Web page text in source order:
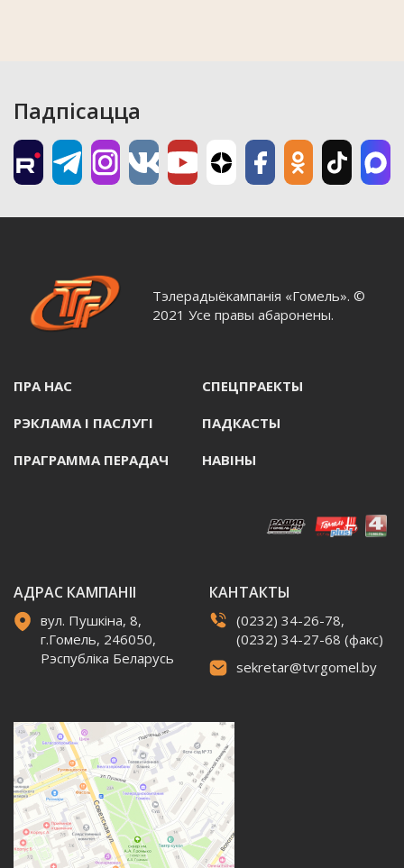
Падпісацца
Тэлерадыёкампанія «Гомель». ©
2021 Усе правы абаронены.
ПРА НАС СПЕЦПРАЕКТЫ
РЭКЛАМА I ПАСЛУГI ПАДКАСТЫ
ПРАГРАММА ПЕРАДАЧ НАВIНЫ
АДРАС КАМПАНІІ
вул. Пушкіна, 8,
г.Гомель, 246050,
Рэспубліка Беларусь
КАНТАКТЫ
(0232) 34-26-78,
(0232) 34-27-68 (факс)
sekretar@tvrgomel.by